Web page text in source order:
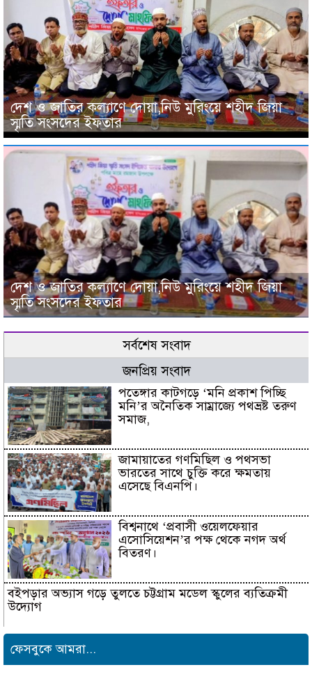
দেশ ও জাতির কল্যাণে দোয়া,নিউ মুরিংয়ে শহীদ জিয়া
স্মৃতি সংসদের ইফতার
দেশ ও জাতির কল্যাণে দোয়া,নিউ মুরিংয়ে শহীদ জিয়া
স্মৃতি সংসদের ইফতার
সর্বশেষ সংবাদ
জনপ্রিয় সংবাদ
পতেঙ্গার কাটগড়ে ‘মনি প্রকাশ পিচ্ছি
মনি’র অনৈতিক সাম্রাজ্যে পথভ্রষ্ট তরুণ
সমাজ,
জামায়াতের গণমিছিল ও পথসভা
ভারতের সাথে চুক্তি করে ক্ষমতায়
এসেছে বিএনপি।
বিশ্বনাথে ‘প্রবাসী ওয়েলফেয়ার
এসোসিয়েশন’র পক্ষ থেকে নগদ অর্থ
বিতরণ।
বইপড়ার অভ্যাস গড়ে তুলতে চট্টগ্রাম মডেল স্কুলের ব্যতিক্রমী
উদ্যোগ
সাংবাদিক সুরক্ষা ও কল্যাণ
বৃক্ষরোপণ কর্মসূচি
ফেসবুকে আমরা...